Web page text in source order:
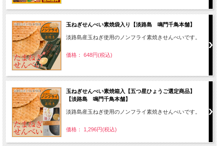
玉ねぎせんべい素焼袋入り【淡路島 鳴門千鳥本舗】
淡路島産玉ねぎ使用のノンフライ素焼きせんべいです。
価格： 648円(税込)
玉ねぎせんべい素焼箱入【五つ星ひょうご選定商品】
【淡路島 鳴門千鳥本舗】
淡路島産玉ねぎ使用のノンフライ素焼きせんべいです。
価格： 1,296円(税込)